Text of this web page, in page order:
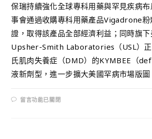
保瑞持續強化全球專科用藥與罕見疾病
事會通過收購專科用藥產品Vigadrone
證，取得該產品全部經濟利益；同時旗
Upsher-Smith Laboratories（USL）正
氏肌肉失養症（DMD）的KYMBEE（
液新劑型，進一步擴大美國罕病市場版圖
留言功能已關閉